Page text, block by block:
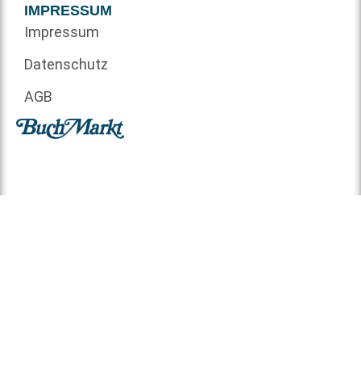
IMPRESSUM
Impressum
Datenschutz
AGB